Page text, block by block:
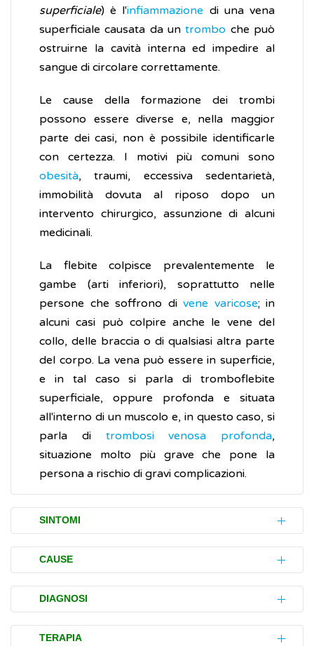
superficiale) è l'infiammazione di una vena
superficiale causata da untrombo che può
ostruirne la cavità interna ed impedire al
sangue di circolare correttamente.
Le cause della formazione dei trombi
possono essere diverse e, nella maggior
parte dei casi, non è possibile identificarle
con certezza. I motivi più comuni sono
obesità, traumi, eccessiva sedentarietà,
immobilità dovuta al riposo dopo un
intervento chirurgico, assunzione di alcuni
medicinali.
La flebite colpisce prevalentemente le
gambe (arti inferiori), soprattutto nelle
persone che soffrono di vene varicose; in
alcuni casi può colpire anche le vene del
collo, delle braccia o di qualsiasi altra parte
del corpo. La vena può essere in superficie,
e in tal caso si parla di tromboflebite
superficiale, oppure profonda e situata
all'interno di un muscolo e, in questo caso, si
parla di trombosi venosa profonda,
situazione molto più grave che pone la
persona a rischio di gravi complicazioni.
SINTOMI
La flebite colpisce prevalentemente le vene
superficiali delle gambe (arti inferiori), più
raramente interessa le vene di altre parti del
corpo.
CAUSE
Le cause che possono contribuire
all'insorgenza della flebite sono
principalmente legate a fattori che
DIAGNOSI
Per diagnosticare una flebite è necessario
TERAPIA